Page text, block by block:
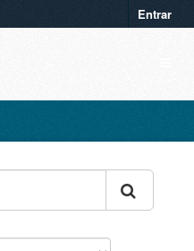
Entrar